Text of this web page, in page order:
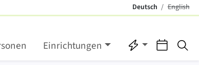
Deutsch
(aktiv)
English
English
Einrichtungen Direktzugriffe